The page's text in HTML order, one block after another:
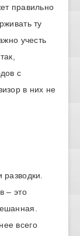
правильно
ту
учесть
с
в них не
разводки.
– это
всего